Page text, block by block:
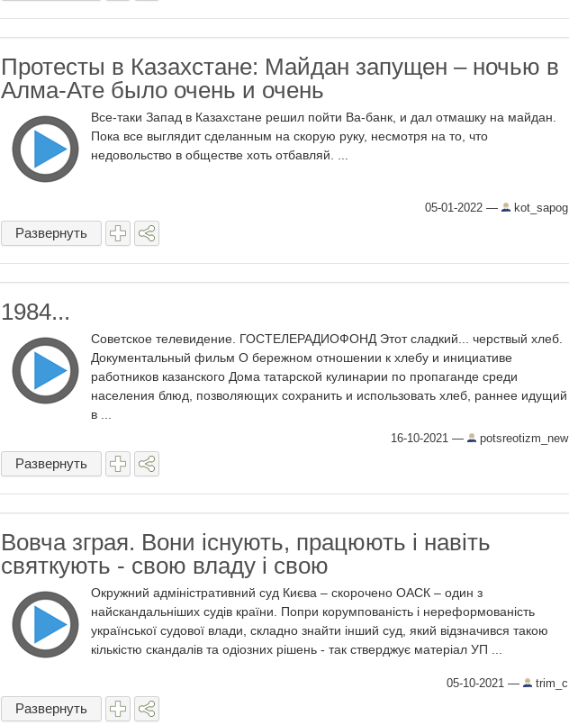
Протесты в Казахстане: Майдан запущен – ночью в
Алма-Ате было очень и очень
Все-таки Запад в Казахстане решил пойти Ва-банк, и дал отмашку на майдан.
Пока все выглядит сделанным на скорую руку, несмотря на то, что
недовольство в обществе хоть отбавляй. ...
05-01-2022 — kot_sapog
Развернуть
1984...
Советское телевидение. ГОСТЕЛЕРАДИОФОНД Этот сладкий... черствый хлеб.
Документальный фильм О бережном отношении к хлебу и инициативе
работников казанского Дома татарской кулинарии по пропаганде среди
населения блюд, позволяющих сохранить и использовать хлеб, раннее идущий
в ...
16-10-2021 — potsreotizm_new
Развернуть
Вовча зграя. Вони існують, працюють і навіть
святкують - свою владу і свою
Окружний адміністративний суд Києва – скорочено ОАСК – один з
найскандальніших судів країни. Попри корумпованість і нереформованість
української судової влади, складно знайти інший суд, який відзначився такою
кількістю скандалів та одіозних рішень - так стверджує матеріал УП ...
05-10-2021 — trim_c
Развернуть